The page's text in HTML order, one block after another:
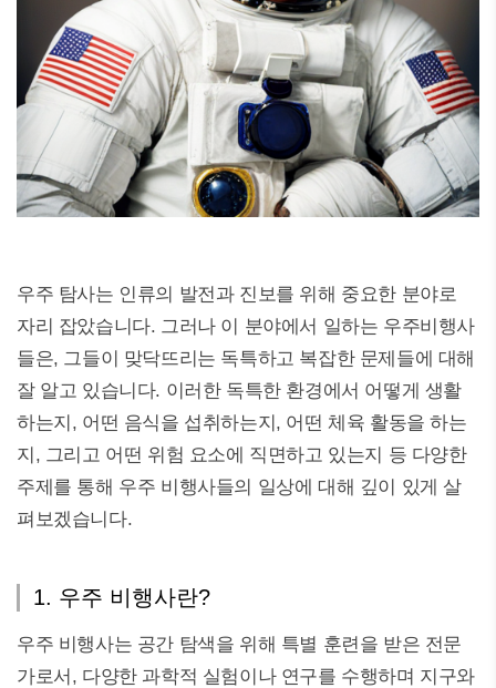
우주 탐사는 인류의 발전과 진보를 위해 중요한 분야로
자리 잡았습니다. 그러나 이 분야에서 일하는 우주비행사
들은, 그들이 맞닥뜨리는 독특하고 복잡한 문제들에 대해
잘 알고 있습니다. 이러한 독특한 환경에서 어떻게 생활
하는지, 어떤 음식을 섭취하는지, 어떤 체육 활동을 하는
지, 그리고 어떤 위험 요소에 직면하고 있는지 등 다양한
주제를 통해 우주 비행사들의 일상에 대해 깊이 있게 살
펴보겠습니다.
1. 우주 비행사란?
우주 비행사는 공간 탐색을 위해 특별 훈련을 받은 전문
가로서, 다양한 과학적 실험이나 연구를 수행하며 지구와